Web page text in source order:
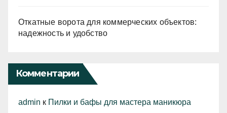
Откатные ворота для коммерческих объектов:
надежность и удобство
Комментарии
admin к Пилки и бафы для мастера маникюра